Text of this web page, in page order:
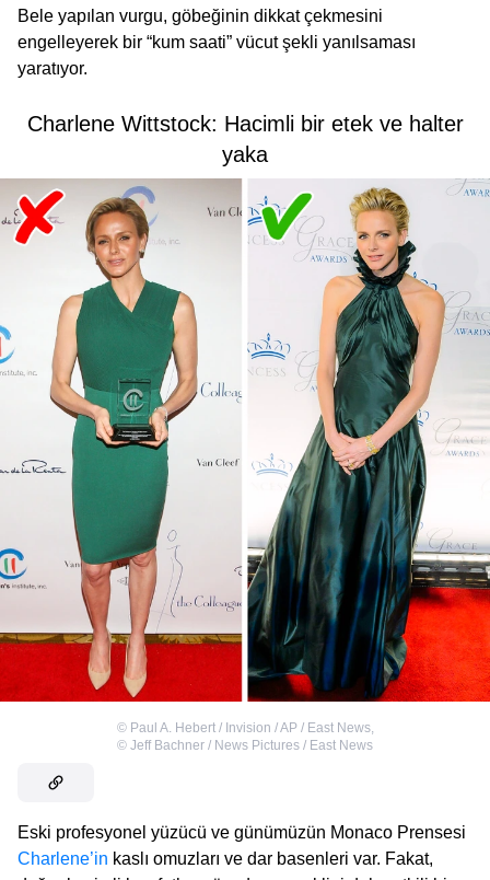
Bele yapılan vurgu, göbeğinin dikkat çekmesini
engelleyerek bir “kum saati” vücut şekli yanılsaması
yaratıyor.
Charlene Wittstock: Hacimli bir etek ve halter
yaka
© Paul A. Hebert / Invision / AP / East News,
© Jeff Bachner / News Pictures / East News
Eski profesyonel yüzücü ve günümüzün Monaco Prensesi
Charlene’in kaslı omuzları ve dar basenleri var. Fakat,